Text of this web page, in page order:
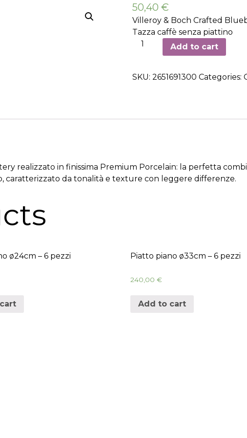
50,40 €
Villeroy & Boch Crafted
Tazza caffè senza piattino
Tazzina
6
Add to cart
SKU: 2651691300 Categories:
realizzato in finissima Premium Porcelain: la perfetta
caratterizzato da tonalità e texture con leggere differenze.
ø24cm – 6 pezzi Piatto piano ø33cm – 6 pezzi
240,00 €
Add to cart